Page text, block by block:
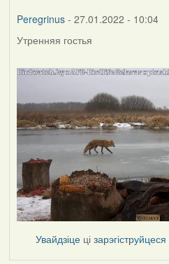
Peregrinus- 27.01.2022 - 10:04
Утренняя гостья
Увайдзіце цізарэгіструйцеся